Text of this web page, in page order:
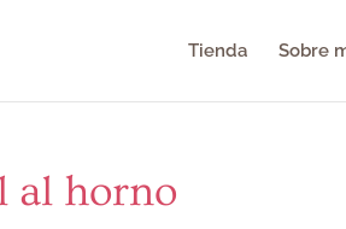
Tienda Sobre
al horno